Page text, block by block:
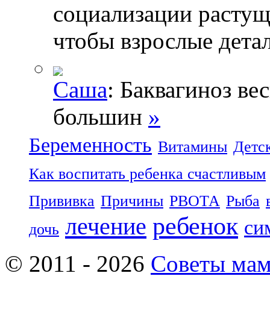
социализации
чтобы взрослые
Саша: Баквагиноз
большин »
Беременность Витамины
Как воспитать ребенка счастливым
Прививка Причины РВОТА Рыба
дочь лечение ребенок
© 2011 - 2026 Советы